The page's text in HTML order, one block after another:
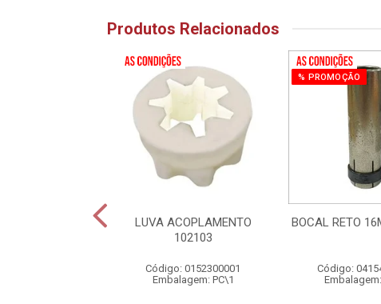
Produtos Relacionados
LUVA ACOPLAMENTO
102103
Código: 0152300001
Embalagem: PC\1
% PROMOÇÃO
BOCAL RETO
Código: